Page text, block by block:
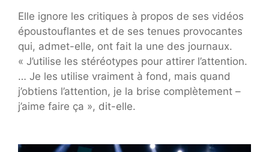
Elle ignore les critiques à propos de ses vidéos
époustouflantes et de ses tenues provocantes
qui, admet-elle, ont fait la une des journaux.
« J’utilise les stéréotypes pour attirer l’attention.
… Je les utilise vraiment à fond, mais quand
j’obtiens l’attention, je la brise complètement – ​​
j’aime faire ça », dit-elle.